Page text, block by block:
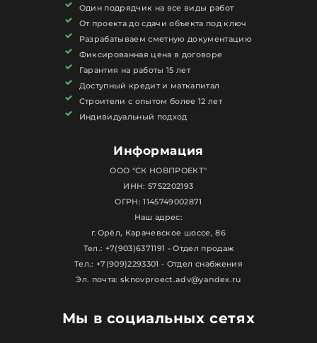
Мы в социальных сетях
Один подрядчик на все виды работ
От проекта до сдачи объекта под ключ
Разрабатываем сметную документацию
Фиксированная цена в договоре
Гарантия на работы 15 лет
Доступный кредит и маткапитал
Строители с опытом более 12 лет
Индивидуальный подход
Информация
ООО "СК НОВПРОЕКТ"
ИНН: 5752202193
ОГРН: 1145749002871
Наш адрес:
г.Орёл, Карачевское шоссе, 86
Тел.: +7(903)6371191 - Отдел продаж
Тел.: +7(909)2293301 - Отдел снабжения
Эл. почта: sknovproect.adv@yandex.ru